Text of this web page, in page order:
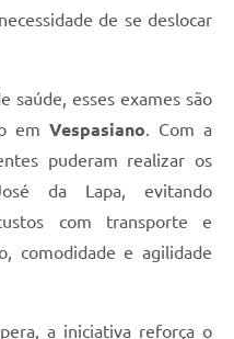
de se deslocar
saúde, esses exames são
em Vespasiano. Com a
puderam realizar os
da Lapa, evitando
com transporte e
comodidade e agilidade
a iniciativa reforça o